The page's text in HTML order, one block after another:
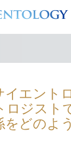
エント
ロジスト
どのよ